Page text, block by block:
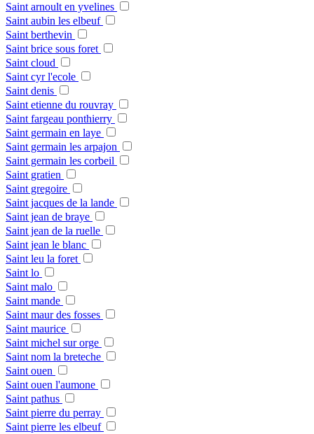
Saint arnoult en yvelines
Saint aubin les elbeuf
Saint berthevin
Saint brice sous foret
Saint cloud
Saint cyr l'ecole
Saint denis
Saint etienne du rouvray
Saint fargeau ponthierry
Saint germain en laye
Saint germain les arpajon
Saint germain les corbeil
Saint gratien
Saint gregoire
Saint jacques de la lande
Saint jean de braye
Saint jean de la ruelle
Saint jean le blanc
Saint leu la foret
Saint lo
Saint malo
Saint mande
Saint maur des fosses
Saint maurice
Saint michel sur orge
Saint nom la breteche
Saint ouen
Saint ouen l'aumone
Saint pathus
Saint pierre du perray
Saint pierre les elbeuf